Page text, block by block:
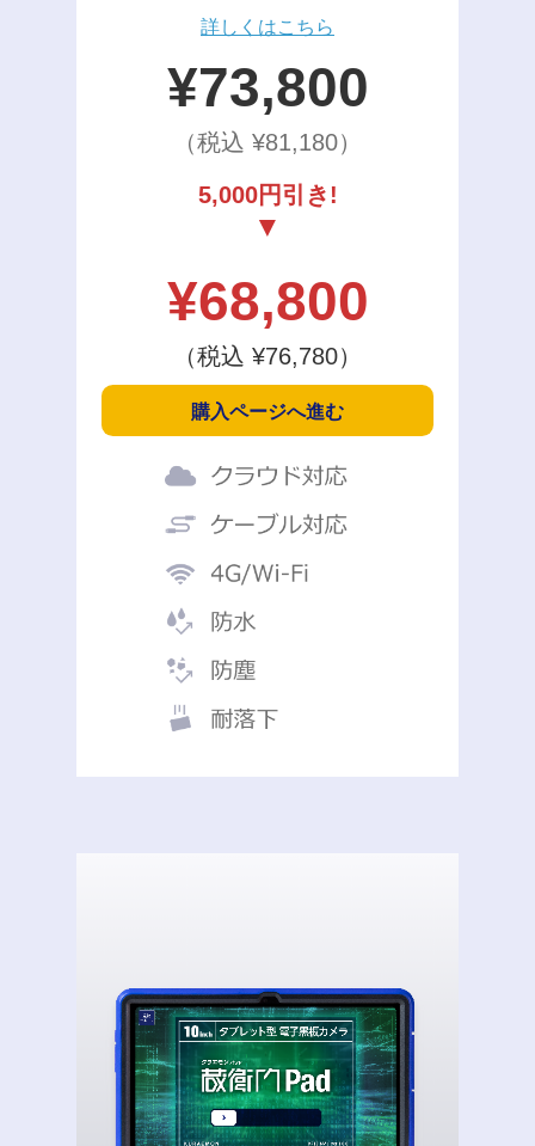
詳しくはこちら
¥73,800
（税込 ¥81,180）
5,000円引き!
¥68,800
（税込 ¥76,780）
購入ページへ進む